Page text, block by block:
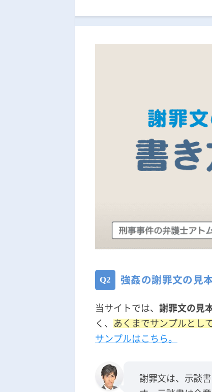
強姦の謝罪文の見
当サイトでは、 謝罪文の見
く、
あくまでサンプルとし
サンプルはこちら。
謝罪文は、示談